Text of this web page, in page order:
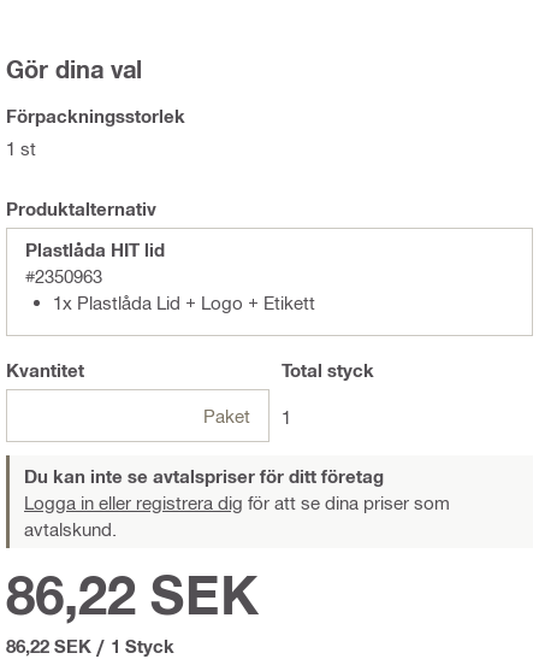
Gör dina val
Förpackningsstorlek
1 st
Produktalternativ
Plastlåda HIT lid
#2350963
1x Plastlåda Lid + Logo + Etikett
Kvantitet
Paket
Total styck
1
Du kan inte se avtalspriser för ditt företag
Logga in eller registrera dig för att se dina priser som
avtalskund.
86,22 SEK
86,22 SEK / 1 Styck